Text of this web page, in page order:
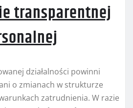
transparentnej
działalności powinni
o zmianach w strukturze
zatrudnienia. W razie